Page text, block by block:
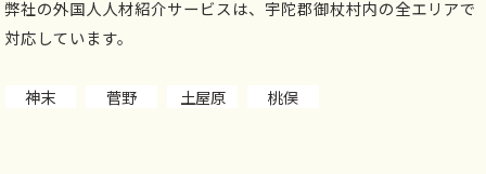
弊社の外国人人材紹介サービスは、宇陀郡御杖村内の全エリアで
対応しています。
神末 菅野 土屋原 桃俣